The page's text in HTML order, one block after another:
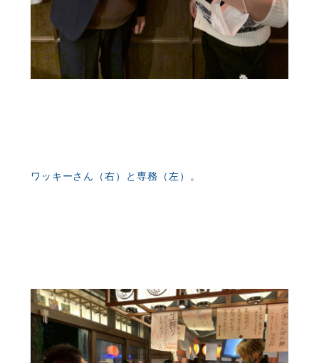
ワッキーさん（右）と専務（左）。